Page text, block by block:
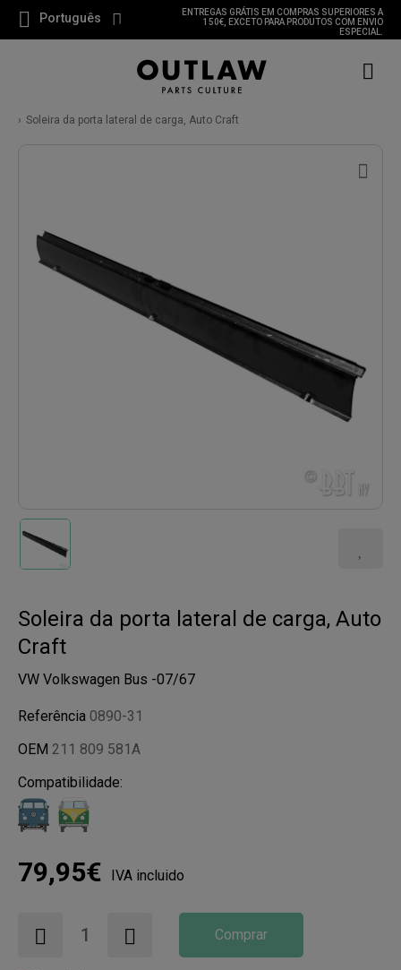
Português
ENTREGAS GRÁTIS EM COMPRAS SUPERIORES A
150€, EXCETO PARA PRODUTOS COM ENVIO
ESPECIAL.
Soleira da porta lateral de carga, Auto Craft
Soleira da porta lateral de carga, Auto
Craft
VW Volkswagen Bus -07/67
Referência 0890-31
OEM 211 809 581A
Compatibilidade:
79,95€ IVA incluido
Comprar